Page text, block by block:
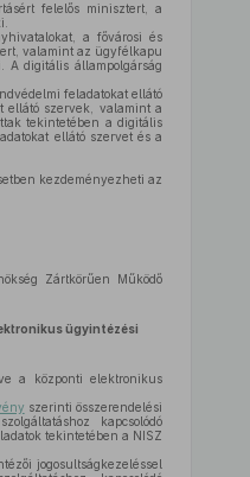
felelős minisztert, a
a fővárosi és
valamint az ügyfélkapu
A digitális állampolgárság
feladatokat ellátó
ellátó szervek, valamint a
tekintetében a digitális
ellátó szervet és a
kezdeményezheti az
Zártkörűen Működő
ügyintézési
a központi elektronikus
szerinti összerendelési
kapcsolódó
tekintetében a NISZ
jogosultságkezeléssel